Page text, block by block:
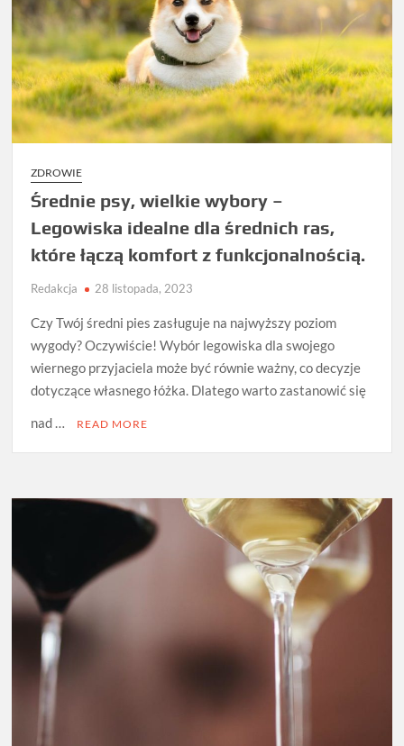
ZDROWIE
Średnie psy, wielkie wybory –
Legowiska idealne dla średnich ras,
które łączą komfort z funkcjonalnością.
Redakcja 28 listopada, 2023
Czy Twój średni pies zasługuje na najwyższy poziom
wygody? Oczywiście! Wybór legowiska dla swojego
wiernego przyjaciela może być równie ważny, co decyzje
dotyczące własnego łóżka. Dlatego warto zastanowić się
nad …
READ MORE